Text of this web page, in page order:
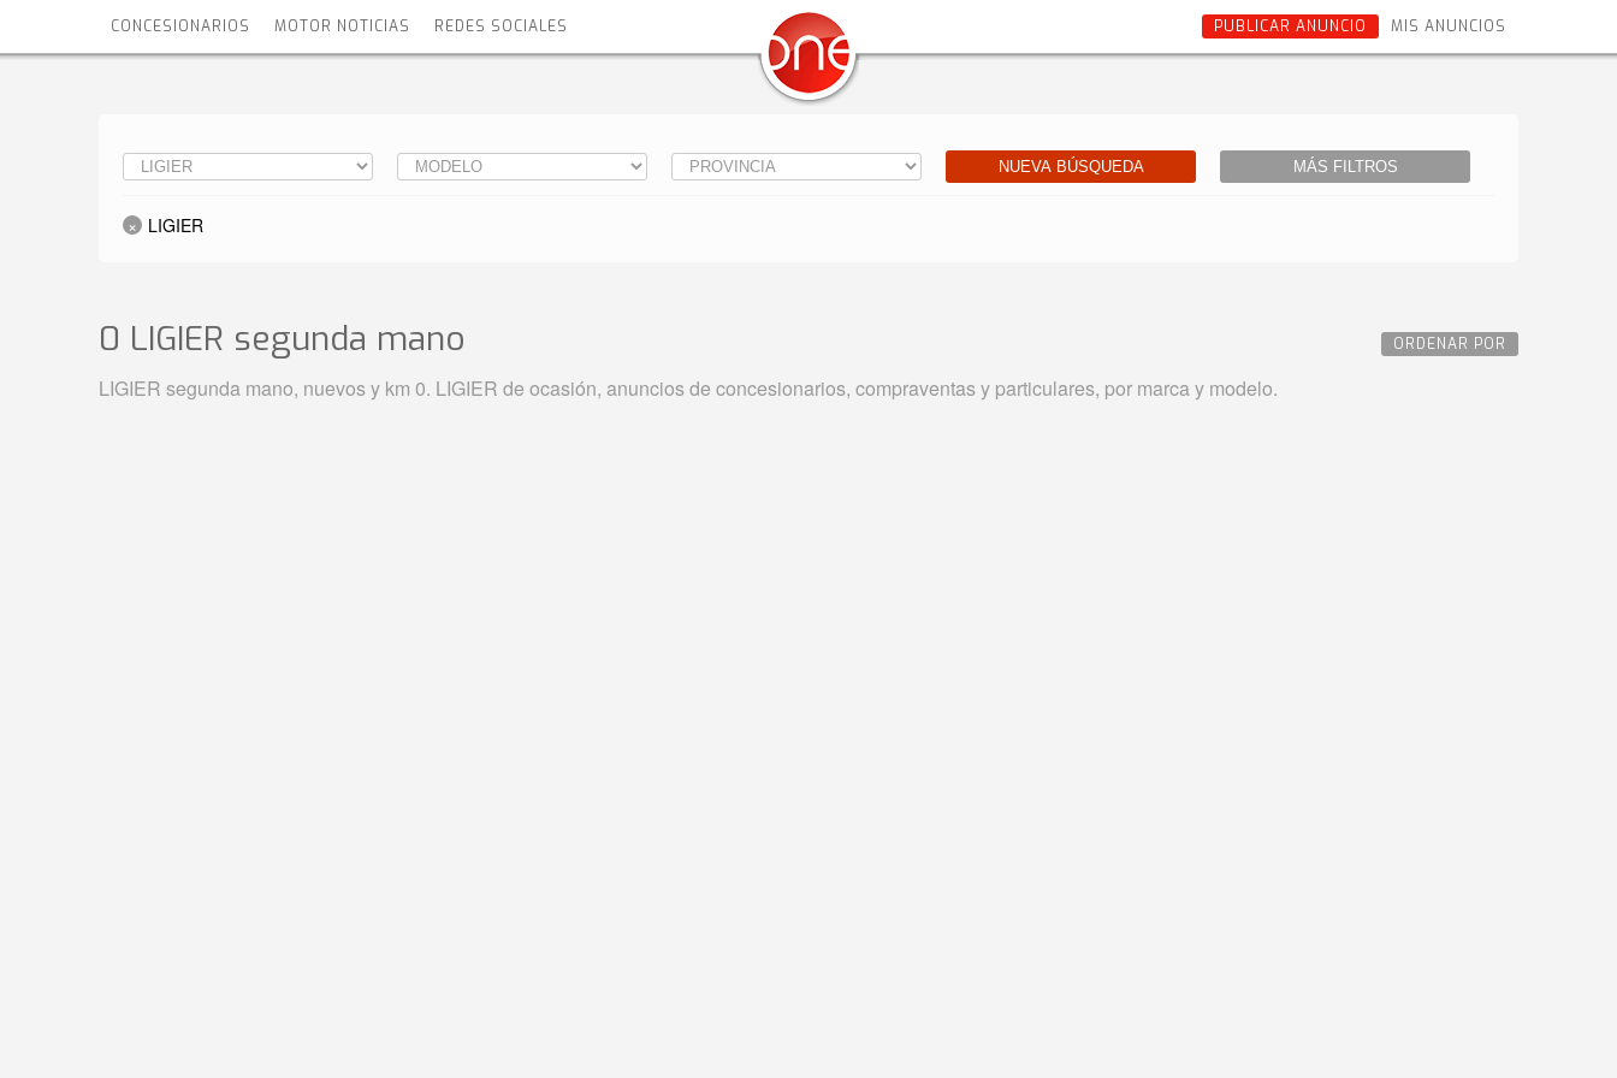
CONCESIONARIOS MOTOR NOTICIAS REDES SOCIALES MIS ANUNCIOS
PUBLICAR ANUNCIO
NUEVA BÚSQUEDA MÁS FILTROS
LIGIER
ORDENAR POR
0 LIGIER segunda mano
LIGIER segunda mano, nuevos y km 0. LIGIER de ocasión, anuncios de concesionarios, compraventas y particulares, por marca y modelo.